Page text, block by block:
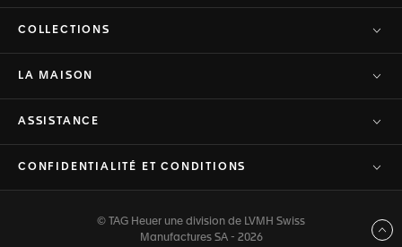
COLLECTIONS
LA MAISON
ASSISTANCE
CONFIDENTIALITÉ ET CONDITIONS
© TAG Heuer une division de LVMH Swiss
Manufactures SA - 2026
Haut de page